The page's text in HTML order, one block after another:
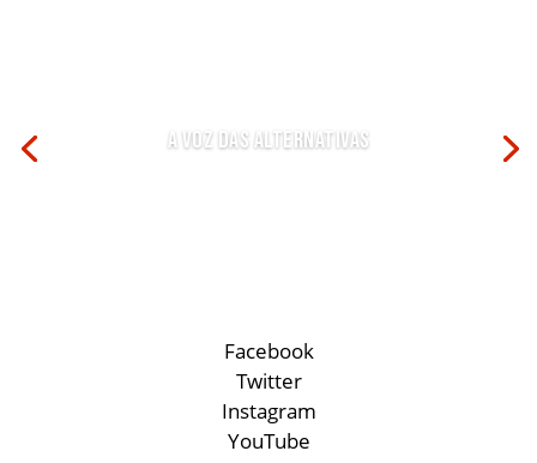
A Voz das Alternativas
Facebook
Twitter
Instagram
YouTube